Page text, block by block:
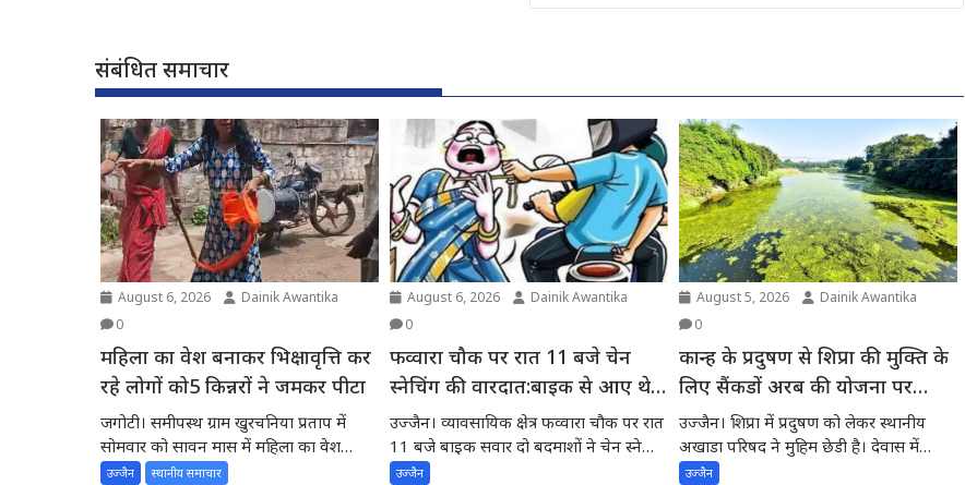
संबंधित समाचार
August 6, 2026
Dainik Awantika
0
महिला का वेश बनाकर भिक्षावृत्ति कर
रहे लोगों को5 किन्नरों ने जमकर पीटा
जगोटी। समीपस्थ ग्राम खुरचनिया प्रताप में
सोमवार को सावन मास में महिला का वेश
बनाकर नेग...
उज्जैन स्थानीय समाचार
August 6, 2026
Dainik Awantika
0
फव्वारा चौक पर रात 11 बजे चेन
स्नेचिंग की वारदात:बाइक से आए थे
दो बदमाश,
उज्जैन। व्यावसायिक क्षेत्र फव्वारा चौक पर रात
11 बजे बाइक सवार दो बदमाशों ने चेन स्नेचिंग
की...
उज्जैन
August 5, 2026
Dainik Awantika
0
कान्ह के प्रदुषण से शिप्रा की मुक्ति के
लिए सैंकडों अरब की योजना पर
अमल देवास में डेढ करोड के स्टाप डेम
की स्वीकृति की अपेक्षा में शिप्रा में
प्रदुषण -स्थानीय अखाडा परिषद के
उज्जैन। शिप्रा में प्रदुषण को लेकर स्थानीय
अखाडा परिषद ने मुहिम छेडी है। देवास में
नागदहन...
उज्जैन